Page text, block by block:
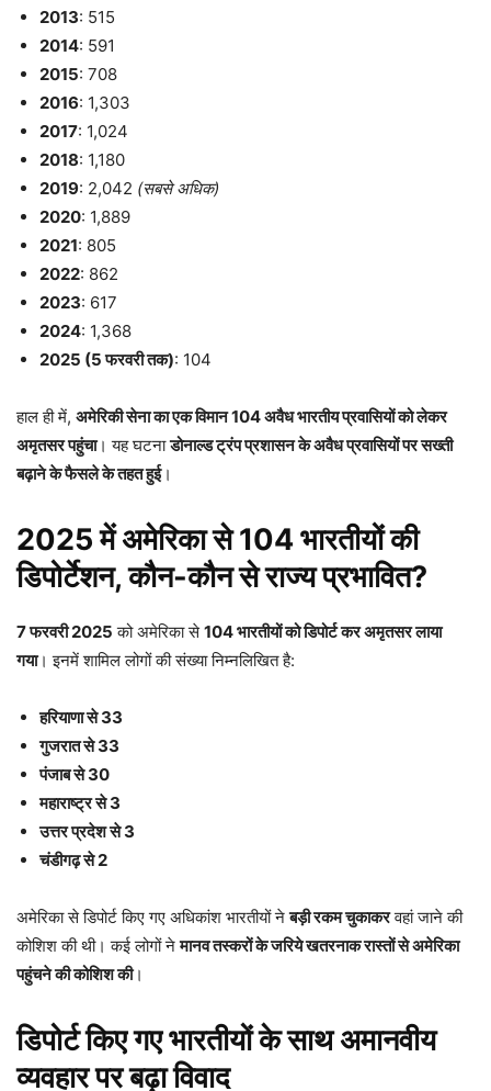
2013: 515
2014: 591
2015: 708
2016: 1,303
2017: 1,024
2018: 1,180
2019: 2,042 (सबसे अधिक)
2020: 1,889
2021: 805
2022: 862
2023: 617
2024: 1,368
2025 (5 फरवरी तक): 104
हाल ही में, अमेरिकी सेना का एक विमान 104 अवैध भारतीय प्रवासियों को लेकर
अमृतसर पहुंचा। यह घटनाडोनाल्ड ट्रंप प्रशासन के अवैध प्रवासियों पर सख्ती
बढ़ाने के फैसले के तहत हुई।
2025 में अमेरिका से 104 भारतीयों की
डिपोर्टेशन, कौन-कौन से राज्य प्रभावित?
7 फरवरी 2025 को अमेरिका से104 भारतीयों को डिपोर्ट कर अमृतसर लाया
गया। इनमें शामिल लोगों की संख्या निम्नलिखित है:
हरियाणा से 33
गुजरात से 33
पंजाब से 30
महाराष्ट्र से 3
उत्तर प्रदेश से 3
चंडीगढ़ से 2
अमेरिका से डिपोर्ट किए गए अधिकांश भारतीयों नेबड़ी रकम चुकाकरवहां जाने की
कोशिश की थी। कई लोगों नेमानव तस्करों के जरिये खतरनाक रास्तों से अमेरिका
पहुंचने की कोशिश की।
डिपोर्ट किए गए भारतीयों के साथ अमानवीय
व्यवहार पर बढ़ा विवाद